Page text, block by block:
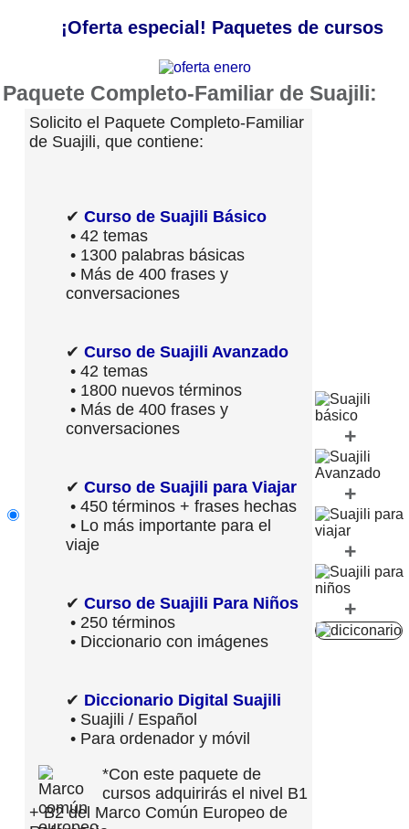
¡Oferta especial! Paquetes de cursos
Paquete Completo-Familiar de Suajili:
Solicito el Paquete Completo-Familiar
de Suajili, que contiene:
✔ Curso de Suajili Básico
• 42 temas
• 1300 palabras básicas
• Más de 400 frases y
conversaciones
✔ Curso de Suajili Avanzado
• 42 temas
• 1800 nuevos términos
• Más de 400 frases y
conversaciones
✔ Curso de Suajili para Viajar
• 450 términos + frases hechas
• Lo más importante para el
viaje
✔ Curso de Suajili Para Niños
• 250 términos
• Diccionario con imágenes
✔ Diccionario Digital Suajili
• Suajili / Español
• Para ordenador y móvil
*Con este paquete de
cursos adquirirás el nivel B1
+ B2 del Marco Común Europeo de
+
+
+
+